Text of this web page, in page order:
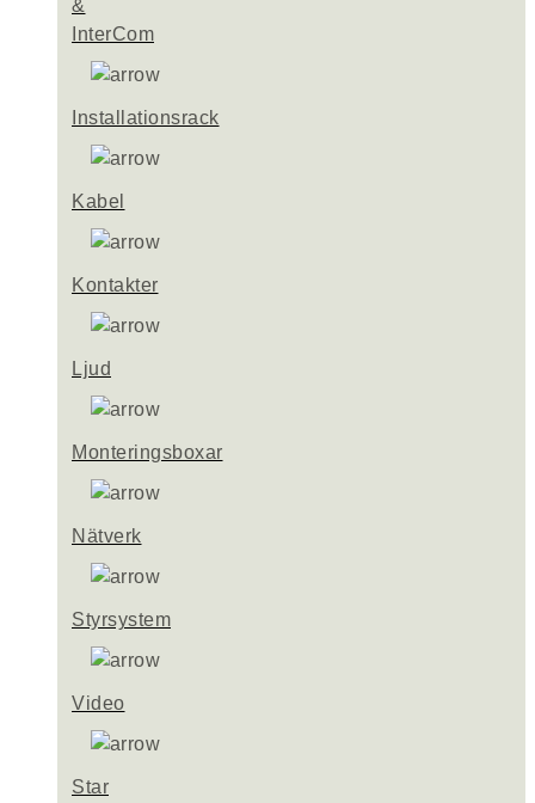
&
InterCom
Installationsrack
Kabel
Kontakter
Ljud
Monteringsboxar
Nätverk
Styrsystem
Video
Star